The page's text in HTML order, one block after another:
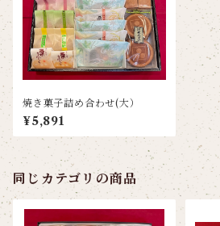
焼き菓子詰め合わせ(大）
¥5,891
同じカテゴリの商品